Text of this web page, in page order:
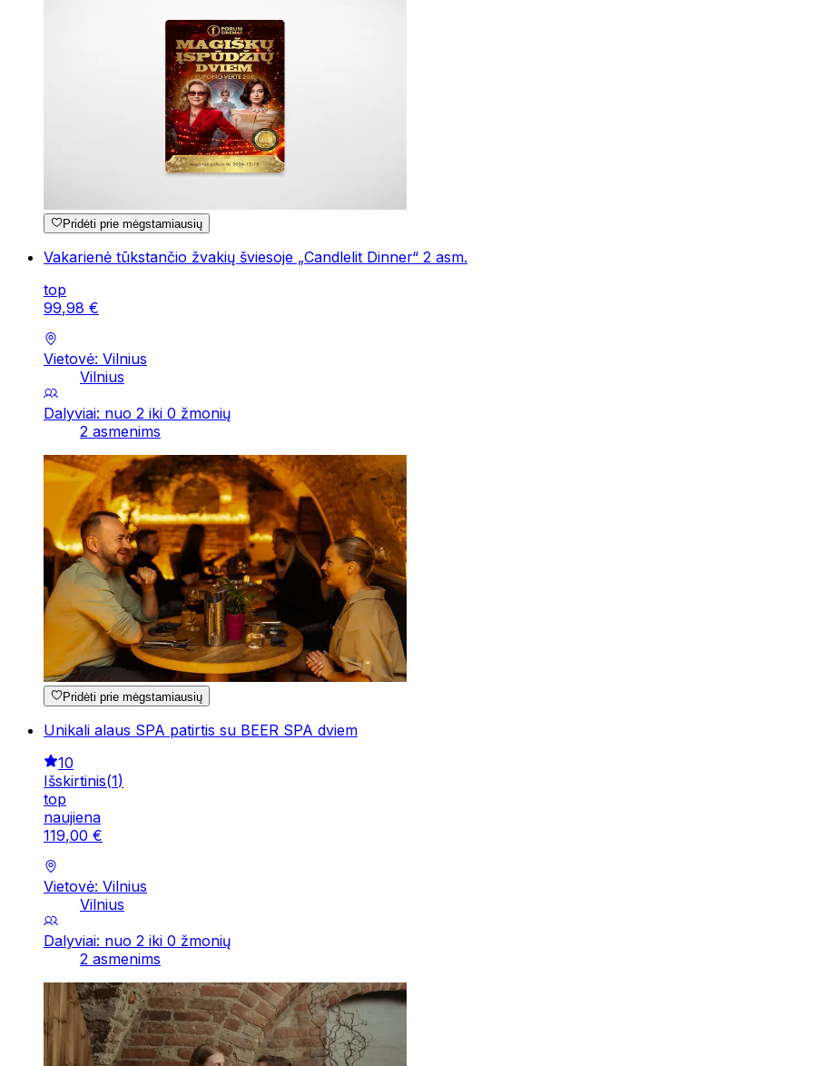
Pridėti prie mėgstamiausių
Vakarienė tūkstančio žvakių šviesoje „Candlelit Dinner“ 2 asm.
top
99,98 €
Vietovė: Vilnius
Vilnius
Dalyviai: nuo 2 iki 0 žmonių
2 asmenims
Pridėti prie mėgstamiausių
Unikali alaus SPA patirtis su BEER SPA dviem
10
Išskirtinis(1)
top
naujiena
119,00 €
Vietovė: Vilnius
Vilnius
Dalyviai: nuo 2 iki 0 žmonių
2 asmenims